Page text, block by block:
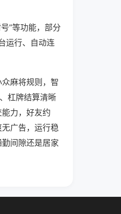
”等功能，部分
运行、自动连
麻将规则，智
杠牌结算清晰
力，好友约
广告，运行稳
间隙还是居家